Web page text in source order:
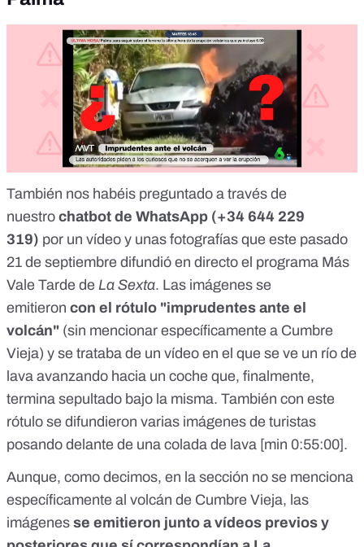
También nos habéis preguntado a través de
nuestro chatbot de WhatsApp (+34 644 229
319) por un vídeo y unas fotografías que este pasado
21 de septiembre difundió en directo el programa Más
Vale Tarde de La Sexta. Las imágenes se
emitieron con el rótulo "imprudentes ante el
volcán" (sin mencionar específicamente a Cumbre
Vieja) y se trataba de un vídeo en el que se ve un río de
lava avanzando hacia un coche que, finalmente,
termina sepultado bajo la misma. También con este
rótulo se difundieron varias imágenes de turistas
posando delante de una colada de lava [min 0:55:00].
Aunque, como decimos, en la sección no se menciona
específicamente al volcán de Cumbre Vieja, las
imágenes se emitieron junto a vídeos previos y